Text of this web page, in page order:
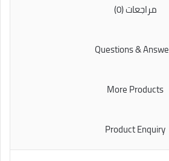
مراجعات (0)
Questions &
More Products
Product Enquiry